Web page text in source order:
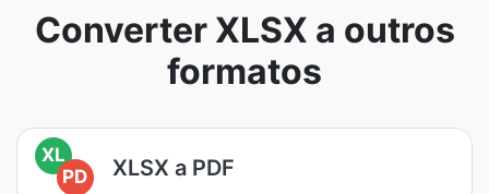
Converter XLSX a outros
formatos
XL
PD
XLSX a PDF